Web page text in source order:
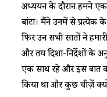
अध्ययन के दौरान हमने
बांटा। मैंने उनमें से प्रत्येक
फिर उन सभी सातों ने
और तय दिशा-निर्देशों के
एक साथ रहे और इस बात
किया था और कुछ चीज़ें